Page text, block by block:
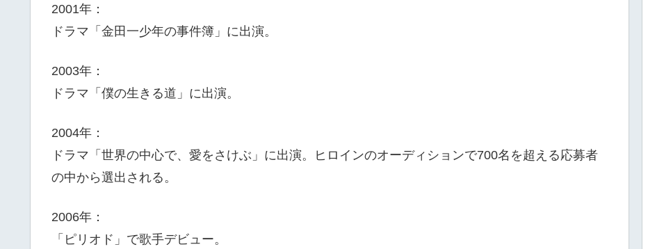
2001年：
ドラマ「金田一少年の事件簿」に出演。
2003年：
ドラマ「僕の生きる道」に出演。
2004年：
ドラマ「世界の中心で、愛をさけぶ」に出演。ヒロインのオーディションで700名を超える応募者
の中から選出される。
2006年：
「ピリオド」で歌手デビュー。